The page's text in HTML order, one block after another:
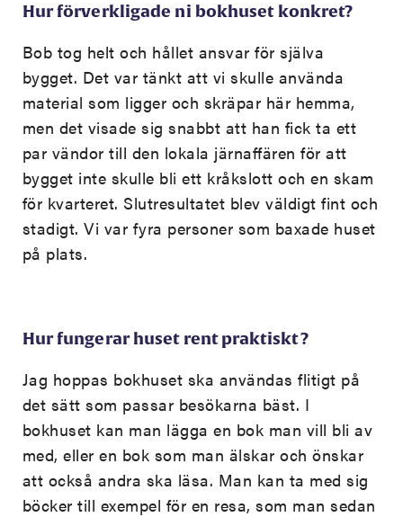
Hur förverkligade ni bokhuset konkret?
Bob tog helt och hållet ansvar för själva
bygget. Det var tänkt att vi skulle använda
material som ligger och skräpar här hemma,
men det visade sig snabbt att han fick ta ett
par vändor till den lokala järnaffären för att
bygget inte skulle bli ett kråkslott och en skam
för kvarteret. Slutresultatet blev väldigt fint och
stadigt. Vi var fyra personer som baxade huset
på plats.
Hur fungerar huset rent praktiskt ?
Jag hoppas bokhuset ska användas flitigt på
det sätt som passar besökarna bäst. I
bokhuset kan man lägga en bok man vill bli av
med, eller en bok som man älskar och önskar
att också andra ska läsa. Man kan ta med sig
böcker till exempel för en resa, som man sedan